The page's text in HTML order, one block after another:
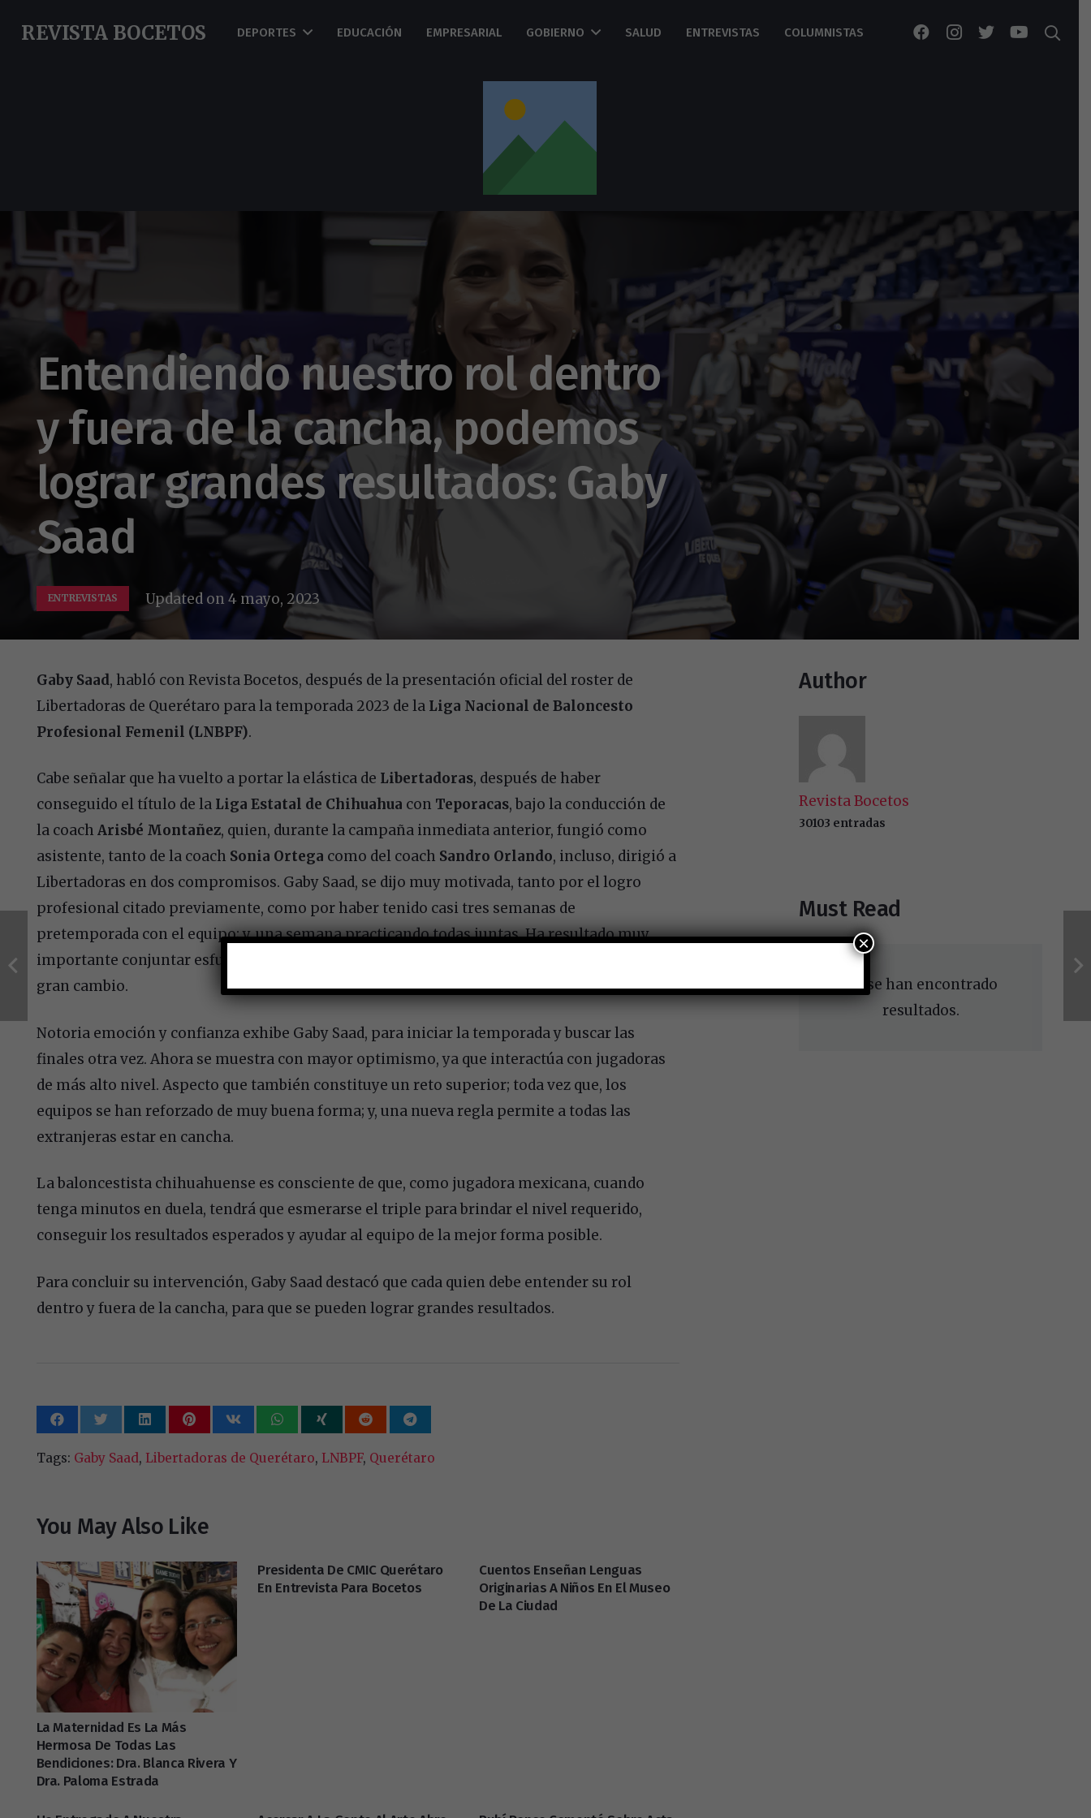
REVISTA BOCETOS DEPORTES EDUCACIÓN EMPRESARIAL GOBIERNO SALUD ENTREVISTAS COLUMNISTAS
Entendiendo nuestro rol dentro
y fuera de la cancha, podemos
lograr grandes resultados: Gaby
Saad
ENTREVISTAS Updated on4 mayo, 2023
Gaby Saad, habló con Revista Bocetos, después de la presentación oficial del roster de
Libertadoras de Querétaro para la temporada 2023 de la Liga Nacional de Baloncesto
Profesional Femenil (LNBPF).
Cabe señalar que ha vuelto a portar la elástica de Libertadoras, después de haber
conseguido el título de la Liga Estatal de Chihuahua con Teporacas, bajo la conducción de
la coach Arisbé Montañez, quien, durante la campaña inmediata anterior, fungió como
asistente, tanto de la coach Sonia Ortega como del coach Sandro Orlando, incluso, dirigió a
Libertadoras en dos compromisos. Gaby Saad, se dijo muy motivada, tanto por el logro
profesional citado previamente, como por haber tenido casi tres semanas de
pretemporada con el equipo; y, una semana practicando todas juntas. Ha resultado muy
importante conjuntar esfuerzos entre jugadoras, staff y cuerpo técnico para motivar un
gran cambio.
Notoria emoción y confianza exhibe Gaby Saad, para iniciar la temporada y buscar las
finales otra vez. Ahora se muestra con mayor optimismo, ya que interactúa con jugadoras
de más alto nivel. Aspecto que también constituye un reto superior; toda vez que, los
equipos se han reforzado de muy buena forma; y, una nueva regla permite a todas las
extranjeras estar en cancha.
La baloncestista chihuahuense es consciente de que, como jugadora mexicana, cuando
tenga minutos en duela, tendrá que esmerarse el triple para brindar el nivel requerido,
conseguir los resultados esperados y ayudar al equipo de la mejor forma posible.
Para concluir su intervención, Gaby Saad destacó que cada quien debe entender su rol
dentro y fuera de la cancha, para que se pueden lograr grandes resultados.
Tags: Gaby Saad, Libertadoras de Querétaro, LNBPF, Querétaro
You May Also Like
La Maternidad Es La Más
Hermosa De Todas Las
Bendiciones: Dra. Blanca Rivera Y
Dra. Paloma Estrada
Presidenta De CMIC Querétaro
En Entrevista Para Bocetos
Cuentos Enseñan Lenguas
Originarias A Niños En El Museo
De La Ciudad
Author
Revista Bocetos
30103 entradas
Must Read
No se han encontrado
resultados.
×